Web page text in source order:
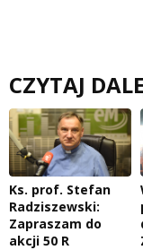
CZYTAJ
Ks. prof. Stefan
Radziszewski:
Zapraszam do
akcji 50 R